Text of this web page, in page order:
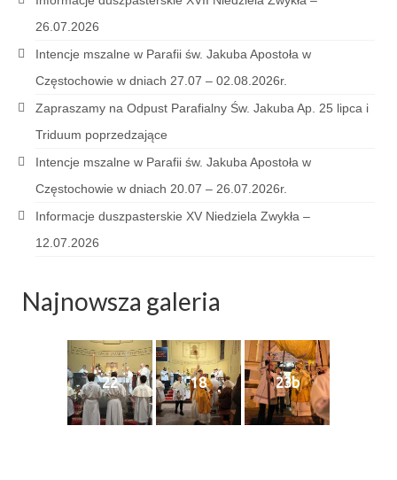
Niedziela Palmowa 2023
Galerie 2022
Pasterka 2022
Odpust 2022
Złoty Jubileusz
Galerie 2021
Pasterka 2021
Odpust 2021
Kościół Stacyjny Wielkiego Postu 2021
26.07.2026
Intencje mszalne w Parafii św. Jakuba Apostoła w
Częstochowie w dniach 27.07 – 02.08.2026r.
Zapraszamy na Odpust Parafialny Św. Jakuba Ap. 25 lipca i
Triduum poprzedzające
Intencje mszalne w Parafii św. Jakuba Apostoła w
Częstochowie w dniach 20.07 – 26.07.2026r.
Informacje duszpasterskie XV Niedziela Zwykła –
12.07.2026
Najnowsza galeria
22 18 23b